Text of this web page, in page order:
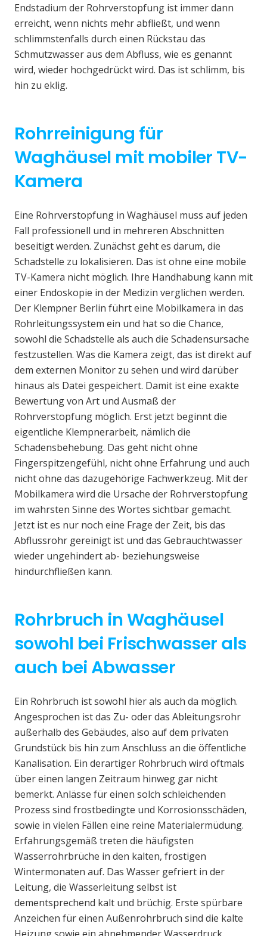
Endstadium der Rohrverstopfung ist immer dann
erreicht, wenn nichts mehr abfließt, und wenn
schlimmstenfalls durch einen Rückstau das
Schmutzwasser aus dem Abfluss, wie es genannt
wird, wieder hochgedrückt wird. Das ist schlimm, bis
hin zu eklig.
Rohrreinigung für
Waghäusel mit mobiler TV-
Kamera
Eine Rohrverstopfung in Waghäusel muss auf jeden
Fall professionell und in mehreren Abschnitten
beseitigt werden. Zunächst geht es darum, die
Schadstelle zu lokalisieren. Das ist ohne eine mobile
TV-Kamera nicht möglich. Ihre Handhabung kann mit
einer Endoskopie in der Medizin verglichen werden.
Der Klempner Berlin führt eine Mobilkamera in das
Rohrleitungssystem ein und hat so die Chance,
sowohl die Schadstelle als auch die Schadensursache
festzustellen. Was die Kamera zeigt, das ist direkt auf
dem externen Monitor zu sehen und wird darüber
hinaus als Datei gespeichert. Damit ist eine exakte
Bewertung von Art und Ausmaß der
Rohrverstopfung möglich. Erst jetzt beginnt die
eigentliche Klempnerarbeit, nämlich die
Schadensbehebung. Das geht nicht ohne
Fingerspitzengefühl, nicht ohne Erfahrung und auch
nicht ohne das dazugehörige Fachwerkzeug. Mit der
Mobilkamera wird die Ursache der Rohrverstopfung
im wahrsten Sinne des Wortes sichtbar gemacht.
Jetzt ist es nur noch eine Frage der Zeit, bis das
Abflussrohr gereinigt ist und das Gebrauchtwasser
wieder ungehindert ab- beziehungsweise
hindurchfließen kann.
Rohrbruch in Waghäusel
sowohl bei Frischwasser als
auch bei Abwasser
Ein Rohrbruch ist sowohl hier als auch da möglich.
Angesprochen ist das Zu- oder das Ableitungsrohr
außerhalb des Gebäudes, also auf dem privaten
Grundstück bis hin zum Anschluss an die öffentliche
Kanalisation. Ein derartiger Rohrbruch wird oftmals
über einen langen Zeitraum hinweg gar nicht
bemerkt. Anlässe für einen solch schleichenden
Prozess sind frostbedingte und Korrosionsschäden,
sowie in vielen Fällen eine reine Materialermüdung.
Erfahrungsgemäß treten die häufigsten
Wasserrohrbrüche in den kalten, frostigen
Wintermonaten auf. Das Wasser gefriert in der
Leitung, die Wasserleitung selbst ist
dementsprechend kalt und brüchig. Erste spürbare
Anzeichen für einen Außenrohrbruch sind die kalte